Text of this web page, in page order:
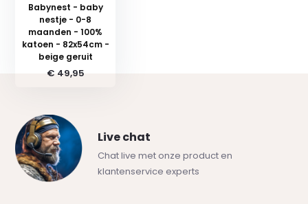
Babynest - baby
nestje - 0-8
maanden - 100%
katoen - 82x54cm -
beige geruit
€ 49,95
Live chat
Chat live met onze product en
klantenservice experts